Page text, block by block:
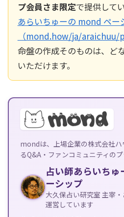
プ会員さま限定で提供して
あらいちゅーの mond ペー
（mond.how/ja/araichuu/
命盤の作成そのものは、ど
いただけます。
mondは、上場企業の株式会社
るQ&A・ファンコミュニティのプ
占い師あらいち
ーシップ
大久保占い研究室 主宰
運営しています